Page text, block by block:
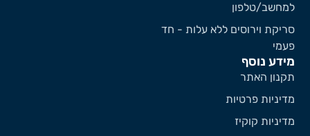
נוסף
האתר
פרטיות
קוקיז
טלפון
וירוסים ללא עלות - חד